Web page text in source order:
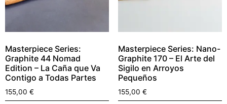
Masterpiece Series:
Graphite 44 Nomad
Edition – La Caña que Va
Contigo a Todas Partes
155,00 €
Masterpiece Series: Nano-
Graphite 170 – El Arte del
Sigilo en Arroyos
Pequeños
155,00 €